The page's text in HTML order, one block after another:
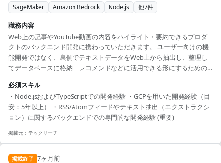
SageMaker Amazon Bedrock Node.js 他7件
職務内容
Web上の記事やYouTube動画の内容をハイライト・要約できるプロダ
クトのバックエンド開発に携わっていただきます。 ユーザー向けの機
能開発ではなく、裏側でテキストデータをWeb上から抽出し、整理し
てデータベースに格納、レコメンドなどに活用できる形にするための
JavaScript , Python FW：Node.js, (React/Next.js) クラウド：GCP ★期
間：随時～ ★本案件の最新の状況は、担当者までお問合せ下さい。 ※
当案件におきましては、直近参画期間が半年以内の案件が続いている
方はお見送りとなります。（但し、企業都...
必須スキル
・Node.jsおよびTypeScriptでの開発経験 ・GCPを用いた開発経験（目
安：5年以上） ・RSS/Atomフィードやテキスト抽出（エクストラクシ
ョン）に関するバックエンドでの専門的な開発経験 (重要)
掲載元： テックリーチ
掲載終了 7ヶ月前